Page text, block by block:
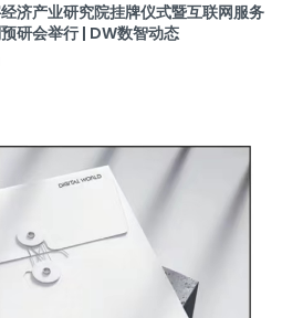
济产业研究院挂牌仪式暨互联网服务
研会举行 | DW数智动态